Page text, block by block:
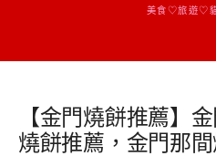
美食♡旅遊♡
【金門燒餅推薦】
燒餅推薦，金門那